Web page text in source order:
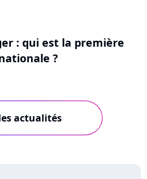
: qui est la première
?
actualités